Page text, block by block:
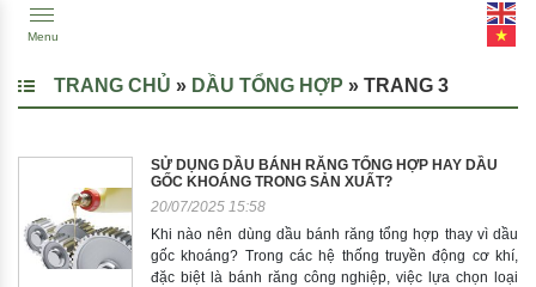
Menu
TRANG CHỦ » DẦU TỔNG HỢP » TRANG 3
SỬ DỤNG DẦU BÁNH RĂNG TỔNG HỢP HAY DẦU
GỐC KHOÁNG TRONG SẢN XUẤT?
20/07/2025 15:58
Khi nào nên dùng dầu bánh răng tổng hợp thay vì dầu
gốc khoáng? Trong các hệ thống truyền động cơ khí,
đặc biệt là bánh răng công nghiệp, việc lựa chọn loại